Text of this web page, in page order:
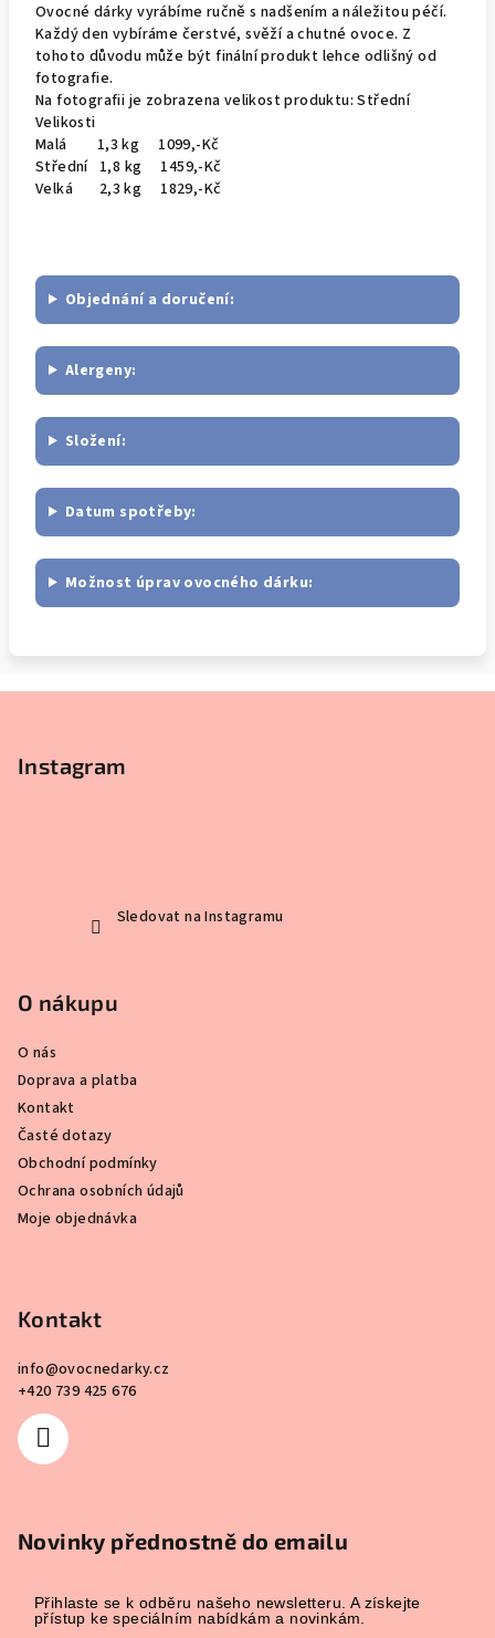
Ovocné dárky vyrábíme ručně s nadšením a náležitou péčí.
Každý den vybíráme čerstvé, svěží a chutné ovoce. Z
tohoto důvodu může být finální produkt lehce odlišný od
fotografie.
Na fotografii je zobrazena velikost produktu: Střední
Velikosti
Malá 1,3 kg 1099,-Kč
Střední 1,8 kg 1459,-Kč
Velká 2,3 kg 1829,-Kč
Objednání a doručení:
Alergeny:
Složení:
Datum spotřeby:
Možnost úprav ovocného dárku:
Instagram
Sledovat na Instagramu
O nákupu
O nás
Doprava a platba
Kontakt
Časté dotazy
Obchodní podmínky
Ochrana osobních údajů
Moje objednávka
Kontakt
info@ovocnedarky.cz
+420 739 425 676
Novinky přednostně do emailu
Přihlaste se k odběru našeho newsletteru. A získejte
přístup ke speciálním nabídkám a novinkám.